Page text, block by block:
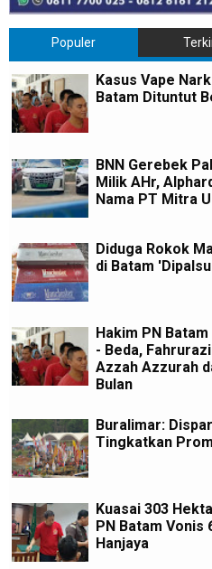
Populer
Kasus Vape
Batam Dituntut
BNN Gerebek
Milik AHr,
Nama PT Mitra
Diduga Rokok
di Batam
Hakim PN
- Beda,
Azzah Azzurah
Bulan
Buralimar:
Tingkatkan
Kuasai 303
PN Batam Vonis
Hanjaya